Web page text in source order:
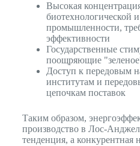
Высокая
биотехнологической
промышленности,
эффективности
Государственные
поощряющие
Доступ к передовым
институтам и
цепочкам поставок
Таким образом,
производство в Лос-
тенденция, а конкурентная